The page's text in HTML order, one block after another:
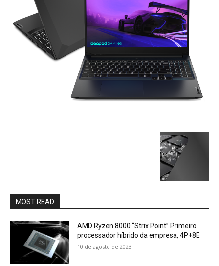
MOST READ
AMD Ryzen 8000 “Strix Point” Primeiro
processador híbrido da empresa, 4P+8E
10 de agosto de 2023